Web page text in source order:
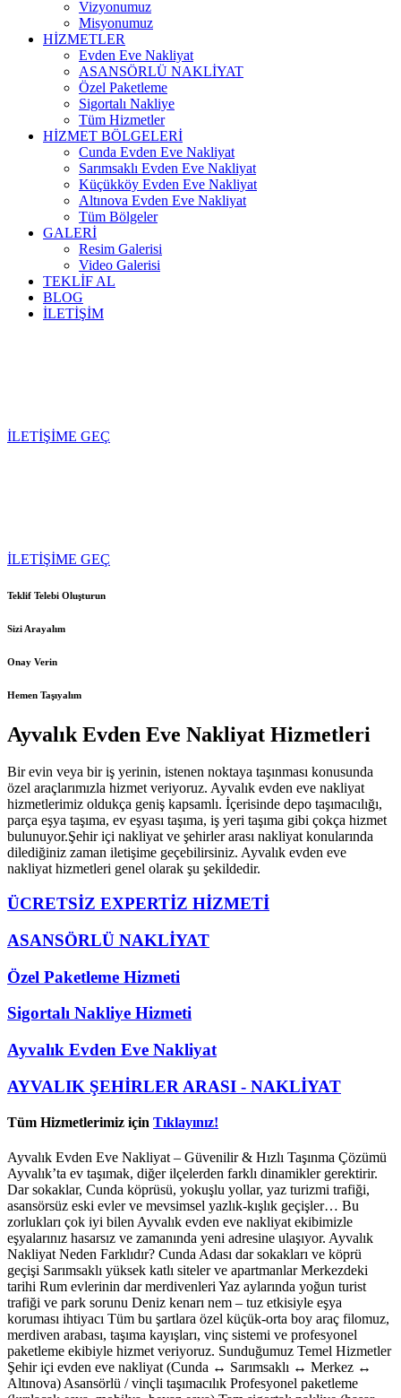
Vizyonumuz
Misyonumuz
HİZMETLER
Evden Eve Nakliyat
ASANSÖRLÜ NAKLİYAT
Özel Paketleme
Sigortalı Nakliye
Tüm Hizmetler
HİZMET BÖLGELERİ
Cunda Evden Eve Nakliyat
Sarımsaklı Evden Eve Nakliyat
Küçükköy Evden Eve Nakliyat
Altınova Evden Eve Nakliyat
Tüm Bölgeler
GALERİ
Resim Galerisi
Video Galerisi
TEKLİF AL
BLOG
İLETİŞİM
İLETİŞİME GEÇ
İLETİŞİME GEÇ
Teklif Telebi Oluşturun
Sizi Arayalım
Onay Verin
Hemen Taşıyalım
Ayvalık Evden Eve Nakliyat Hizmetleri
Bir evin veya bir iş yerinin, istenen noktaya taşınması konusunda
özel araçlarımızla hizmet veriyoruz. Ayvalık evden eve nakliyat
hizmetlerimiz oldukça geniş kapsamlı. İçerisinde depo taşımacılığı,
parça eşya taşıma, ev eşyası taşıma, iş yeri taşıma gibi çokça hizmet
bulunuyor.Şehir içi nakliyat ve şehirler arası nakliyat konularında
dilediğiniz zaman iletişime geçebilirsiniz. Ayvalık evden eve
nakliyat hizmetleri genel olarak şu şekildedir.
ÜCRETSİZ EXPERTİZ HİZMETİ
ASANSÖRLÜ NAKLİYAT
Özel Paketleme Hizmeti
Sigortalı Nakliye Hizmeti
Ayvalık Evden Eve Nakliyat
AYVALIK ŞEHİRLER ARASI - NAKLİYAT
Tüm Hizmetlerimiz için Tıklayınız!
Ayvalık Evden Eve Nakliyat – Güvenilir & Hızlı Taşınma Çözümü
Ayvalık’ta ev taşımak, diğer ilçelerden farklı dinamikler gerektirir.
Dar sokaklar, Cunda köprüsü, yokuşlu yollar, yaz turizmi trafiği,
asansörsüz eski evler ve mevsimsel yazlık-kışlık geçişler… Bu
zorlukları çok iyi bilen Ayvalık evden eve nakliyat ekibimizle
eşyalarınız hasarsız ve zamanında yeni adresine ulaşıyor. Ayvalık
Nakliyat Neden Farklıdır? Cunda Adası dar sokakları ve köprü
geçişi Sarımsaklı yüksek katlı siteler ve apartmanlar Merkezdeki
tarihi Rum evlerinin dar merdivenleri Yaz aylarında yoğun turist
trafiği ve park sorunu Deniz kenarı nem – tuz etkisiyle eşya
koruması ihtiyacı Tüm bu şartlara özel küçük-orta boy araç filomuz,
merdiven arabası, taşıma kayışları, vinç sistemi ve profesyonel
paketleme ekibiyle hizmet veriyoruz. Sunduğumuz Temel Hizmetler
Şehir içi evden eve nakliyat (Cunda ↔ Sarımsaklı ↔ Merkez ↔
Altınova) Asansörlü / vinçli taşımacılık Profesyonel paketleme